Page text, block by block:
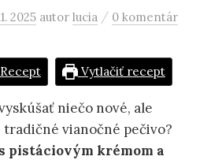
2025 autor lucia / 0 komentár
Vytlačiť recept
niečo nové, ale
vianočné pečivo?
pistáciovým krémom a